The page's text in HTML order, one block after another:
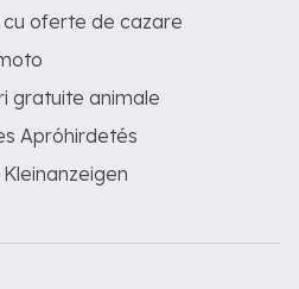
cu oferte de cazare
gratuite animale
Apróhirdetés